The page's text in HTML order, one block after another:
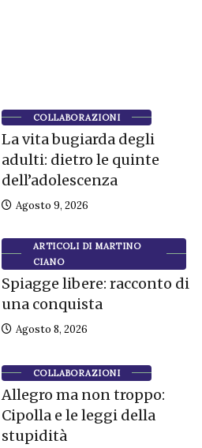
COLLABORAZIONI
La vita bugiarda degli
adulti: dietro le quinte
dell’adolescenza
Agosto 9, 2026
ARTICOLI DI MARTINO
CIANO
Spiagge libere: racconto di
una conquista
Agosto 8, 2026
COLLABORAZIONI
Allegro ma non troppo:
Cipolla e le leggi della
stupidità